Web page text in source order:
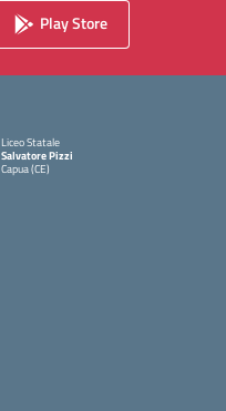
Play Store
Liceo Statale
Salvatore Pizzi
Capua (CE)
— Visita la pagina iniziale della scuola